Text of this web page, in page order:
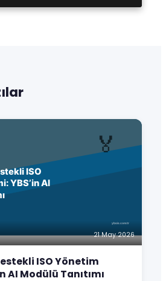
21 May 2026
ISO Yönetim
AI Modülü Tanıtımı